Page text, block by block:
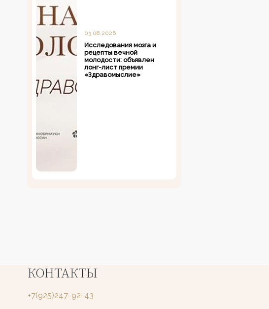
03.08.2026
Исследования мозга и
рецепты вечной
молодости: объявлен
лонг-лист премии
«Здравомыслие»
КОНТАКТЫ
+7(925)247-92-43